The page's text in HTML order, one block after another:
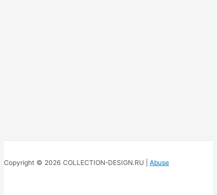
Copyright © 2026 COLLECTION-DESIGN.RU | Abuse